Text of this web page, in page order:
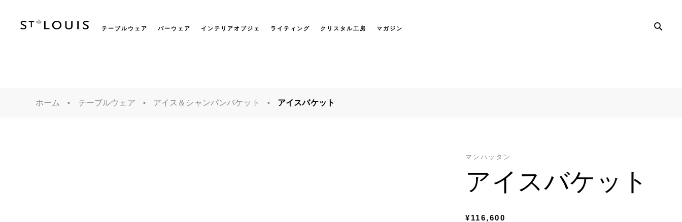
テーブルウェア バーウェア インテリアオブジェ ライティング クリスタル工房 マガジン
ホーム テーブルウェア アイス＆シャンパンバケット アイスバケット
マンハッタン
アイスバケット
¥116,600